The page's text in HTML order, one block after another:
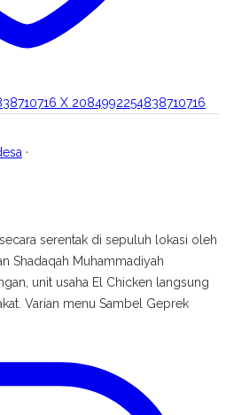
X 2084992254838710716
·
serentak di sepuluh lokasi oleh
Shadaqah Muhammadiyah
unit usaha El Chicken langsung
Varian menu Sambel Geprek